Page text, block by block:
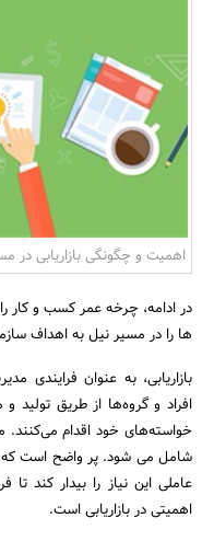
اهمیت و چگونگی بازاریابی در
در ادامه، چرخه عمر کسب و کار
ها را در مسیر نیل به اهداف
بازاریابی، به عنوان
افراد و گروه‌ها از طریق تولید و
خواسته‌های خود اقدام می‌کنند.
شامل می شود. پر واضح است که
عاملی این نیاز را بیدار کند تا
اهمیتی در بازاریابی است.